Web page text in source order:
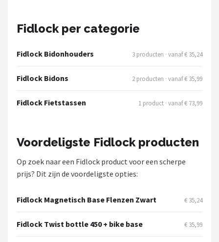
ABUS
AXA
New Looxs
BBB Cycling
Shimano
Cortina
Alle merken →
Fidlock per categorie
Fidlock Bidonhouders 3 producten · vanaf € 35,24
Fidlock Bidons 2 producten · vanaf € 35,99
Fidlock Fietstassen 1 product · vanaf € 73,99
Voordeligste Fidlock producten
Op zoek naar een Fidlock product voor een scherpe
prijs? Dit zijn de voordeligste opties:
Fidlock Magnetisch Base Flenzen Zwart € 35,24
Fidlock Twist bottle 450 + bike base € 35,99